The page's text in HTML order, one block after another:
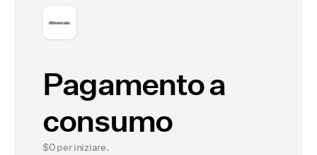
Pagamento a
consumo
$0 per iniziare.